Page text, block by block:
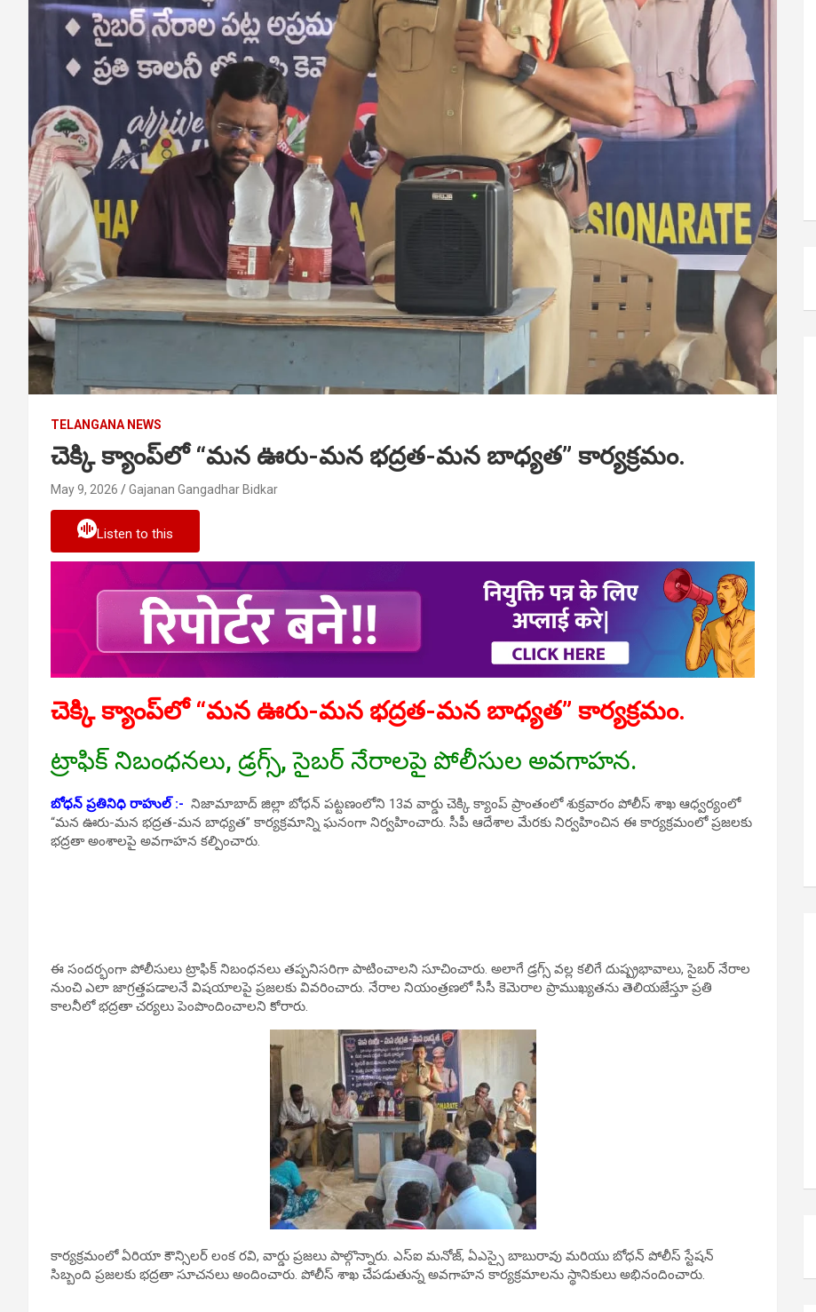
TELANGANA NEWS
చెక్కి క్యాంప్‌లో “మన ఊరు-మన భద్రత-మన బాధ్యత” కార్యక్రమం.
May 9, 2026 Gajanan Gangadhar Bidkar
Listen to this
చెక్కి క్యాంప్‌లో “మన ఊరు-మన భద్రత-మన బాధ్యత” కార్యక్రమం.
ట్రాఫిక్ నిబంధనలు, డ్రగ్స్, సైబర్ నేరాలపై పోలీసుల అవగాహన.
బోధన్ ప్రతినిధి రాహుల్ :- నిజామాబాద్ జిల్లా బోధన్ పట్టణంలోని 13వ వార్డు చెక్కి క్యాంప్ ప్రాంతంలో శుక్రవారం పోలీస్ శాఖ ఆధ్వర్యంలో
“మన ఊరు-మన భద్రత-మన బాధ్యత” కార్యక్రమాన్ని ఘనంగా నిర్వహించారు. సీపీ ఆదేశాల మేరకు నిర్వహించిన ఈ కార్యక్రమంలో ప్రజలకు
భద్రతా అంశాలపై అవగాహన కల్పించారు.
ఈ సందర్భంగా పోలీసులు ట్రాఫిక్ నిబంధనలు తప్పనిసరిగా పాటించాలని సూచించారు. అలాగే డ్రగ్స్ వల్ల కలిగే దుష్ప్రభావాలు, సైబర్ నేరాల
నుంచి ఎలా జాగ్రత్తపడాలనే విషయాలపై ప్రజలకు వివరించారు. నేరాల నియంత్రణలో సీసీ కెమెరాల ప్రాముఖ్యతను తెలియజేస్తూ ప్రతి
కాలనీలో భద్రతా చర్యలు పెంపొందించాలని కోరారు.
కార్యక్రమంలో ఏరియా కౌన్సిలర్ లంక రవి, వార్డు ప్రజలు పాల్గొన్నారు. ఎస్‌ఐ మనోజ్, ఏఎస్సై బాబురావు మరియు బోధన్ పోలీస్ స్టేషన్
సిబ్బంది ప్రజలకు భద్రతా సూచనలు అందించారు. పోలీస్ శాఖ చేపడుతున్న అవగాహన కార్యక్రమాలను స్థానికులు అభినందించారు.